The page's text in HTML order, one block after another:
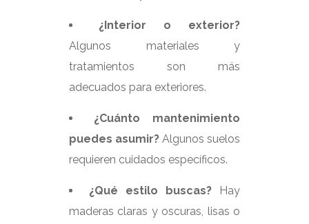
¿Interior o exterior?
Algunos materiales y
tratamientos son más
adecuados para exteriores.
¿Cuánto mantenimiento
puedes asumir? Algunos suelos
requieren cuidados específicos.
¿Qué estilo buscas?
Hay
maderas claras y oscuras, lisas o